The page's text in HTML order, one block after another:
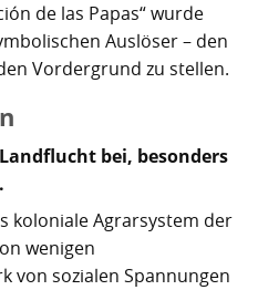
de las Papas“ wurde
Auslöser – den
Vordergrund zu stellen.
bei, besonders
koloniale Agrarsystem der
wenigen
von sozialen Spannungen